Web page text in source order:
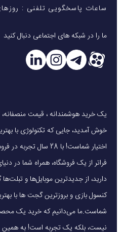
ساعات پاسخگویی تلفنی : روزهای
ما را در شبکه های اجتماعی دنبال کنید
خوش آمدید، جایی که تکنولوژی با
اختیار شماست! با 28
فراتر از یک فروشگاه، همراه شما در
دارید، از جدیدترین موبایل‌ها و تبلت‌ها
کنسول بازی و بروزترین گجت ها با
شماست.ما می‌دانیم که خرید یک